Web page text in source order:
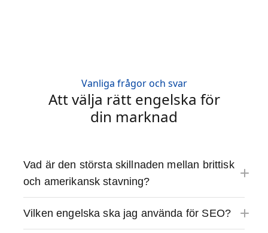
Vanliga frågor och svar
Att välja rätt engelska för
din marknad
Vad är den största skillnaden mellan brittisk
och amerikansk stavning?
Vilken engelska ska jag använda för SEO?